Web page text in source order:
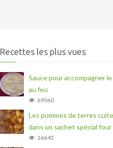
Recettes les plus vues
Sauce pour accompagner
au feu
69060
Les pommes de terres
dans un sachet spécial four
16645